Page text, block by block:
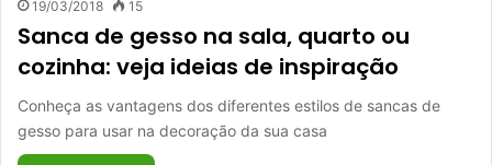
19/03/2018 15
Sanca de gesso na sala, quarto ou
cozinha: veja ideias de inspiração
Conheça as vantagens dos diferentes estilos de sancas de
gesso para usar na decoração da sua casa